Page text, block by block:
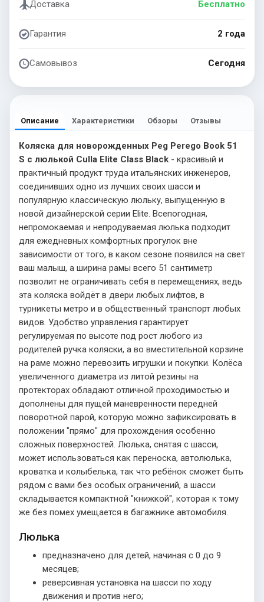
Доставка Бесплатно
Гарантия 2 года
Самовывоз Сегодня
Описание Характеристики Обзоры Отзывы
Коляска для новорожденных Peg Perego Book 51
S с люлькой Culla Elite Class Black - красивый и
практичный продукт труда итальянских инженеров,
соединивших одно из лучших своих шасси и
популярную классическую люльку, выпущенную в
новой дизайнерской серии Elite. Всепогодная,
непромокаемая и непродуваемая люлька подходит
для ежедневных комфортных прогулок вне
зависимости от того, в каком сезоне появился на свет
ваш малыш, а ширина рамы всего 51 сантиметр
позволит не ограничивать себя в перемещениях, ведь
эта коляска войдёт в двери любых лифтов, в
турникеты метро и в общественный транспорт любых
видов. Удобство управления гарантирует
регулируемая по высоте под рост любого из
родителей ручка коляски, а во вместительной корзине
на раме можно перевозить игрушки и покупки. Колёса
увеличенного диаметра из литой резины на
протекторах обладают отличной проходимостью и
дополнены для пущей маневренности передней
поворотной парой, которую можно зафиксировать в
положении "прямо" для прохождения особенно
сложных поверхностей. Люлька, снятая с шасси,
может использоваться как переноска, автолюлька,
кроватка и колыбелька, так что ребёнок сможет быть
рядом с вами без особых ограничений, а шасси
складывается компактной "книжкой", которая к тому
же без помех умещается в багажнике автомобиля.
Люлька
предназначено для детей, начиная с 0 до 9
месяцев;
реверсивная установка на шасси по ходу
движения и против него;